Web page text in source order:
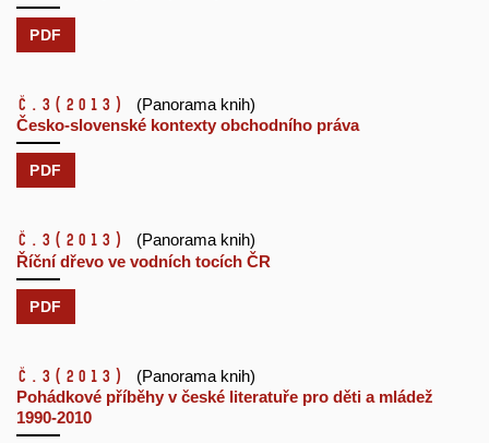
PDF
č.3 (2013)
(Panorama knih)
Česko-slovenské kontexty obchodního práva
PDF
č.3 (2013)
(Panorama knih)
Říční dřevo ve vodních tocích ČR
PDF
č.3 (2013)
(Panorama knih)
Pohádkové příběhy v české literatuře pro děti a mládež
1990-2010